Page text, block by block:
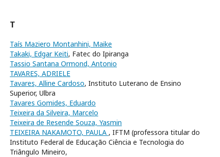
T
Taís Maziero Montanhini, Maike
Takaki, Edgar Keiti, Fatec do Ipiranga
Tassio Santana Ormond, Antonio
TAVARES, ADRIELE
Tavares, Alline Cardoso, Instituto Luterano de Ensino
Superior, Ulbra
Tavares Gomides, Eduardo
Teixeira da Silveira, Marcelo
Teixeira de Resende Souza, Yasmin
TEIXEIRA NAKAMOTO, PAULA , IFTM (professora titular do
Instituto Federal de Educação Ciência e Tecnologia do
Triângulo Mineiro,